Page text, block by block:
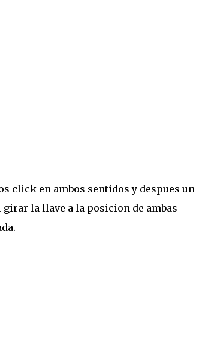
click en ambos sentidos y despues un
la llave a la posicion de ambas